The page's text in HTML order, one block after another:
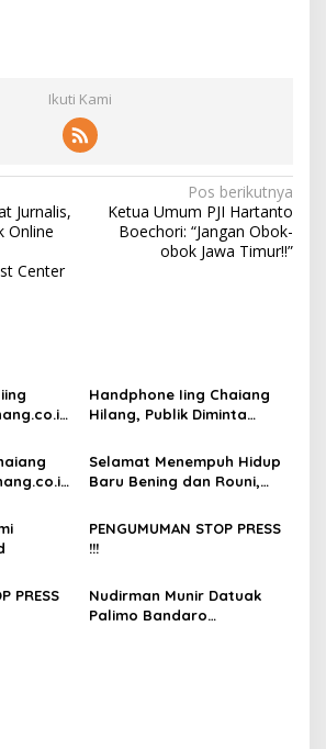
Ikuti Kami
Jurnalis,
Online
Center
Pos berikutnya
Ketua Umum PJI Hartanto
Boechori: “Jangan Obok-
obok Jawa Timur!!”
Handphone Iing Chaiang
Hilang, Publik Diminta
Selamat Menempuh Hidup
Baru Bening dan Rouni,
yang Sakinah Mawadah
dan Warahmah
PENGUMUMAN STOP PRESS
!!!
PRESS
Nudirman Munir Datuak
Palimo Bandaro